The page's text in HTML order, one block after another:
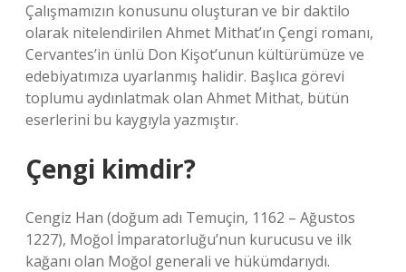
Çalışmamızın konusunu oluşturan ve bir daktilo
olarak nitelendirilen Ahmet Mithat’ın Çengi romanı,
Cervantes’in ünlü Don Kişot’unun kültürümüze ve
edebiyatımıza uyarlanmış halidir. Başlıca görevi
toplumu aydınlatmak olan Ahmet Mithat, bütün
eserlerini bu kaygıyla yazmıştır.
Çengi kimdir?
Cengiz Han (doğum adı Temuçin, 1162 – Ağustos
1227), Moğol İmparatorluğu’nun kurucusu ve ilk
kağanı olan Moğol generali ve hükümdarıydı.